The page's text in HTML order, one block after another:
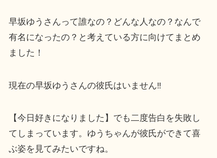
早坂ゆうさんって誰なの？どんな人なの？なんで
有名になったの？と考えている方に向けてまとめ
ました！
現在の早坂ゆうさんの彼氏はいません‼
【今日好きになりました】でも二度告白を失敗し
てしまっています。ゆうちゃんが彼氏ができて喜
ぶ姿を見てみたいですね。